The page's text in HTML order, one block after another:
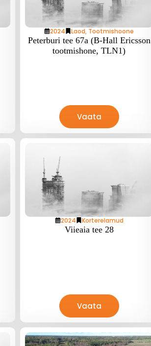
2024 Laod, Tootmishoone
Peterburi tee 67a (B-Hall Ericsson
tootmishone, TLN1)
Vaata
2024 Korterelamud
Viieaia tee 28
Vaata